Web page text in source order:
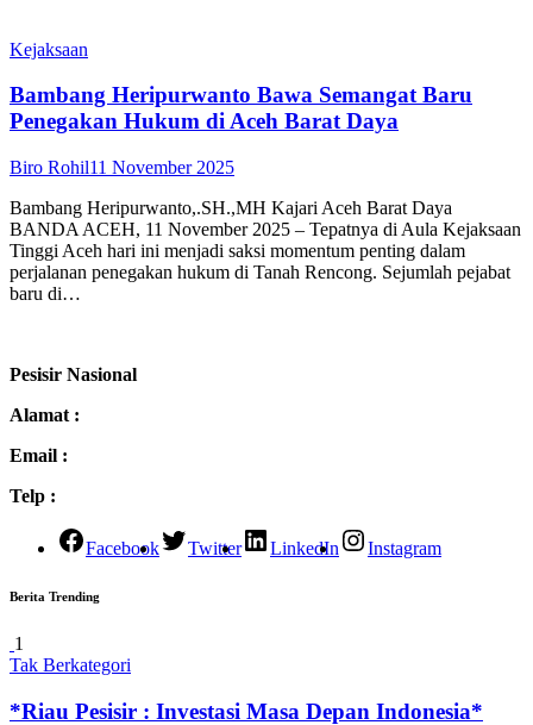
Kejaksaan
Bambang Heripurwanto Bawa Semangat Baru
Penegakan Hukum di Aceh Barat Daya
Biro Rohil11 November 2025
Bambang Heripurwanto,.SH.,MH Kajari Aceh Barat Daya
BANDA ACEH, 11 November 2025 – Tepatnya di Aula Kejaksaan
Tinggi Aceh hari ini menjadi saksi momentum penting dalam
perjalanan penegakan hukum di Tanah Rencong. Sejumlah pejabat
baru di…
Pesisir Nasional
Alamat :
Email :
Telp :
Facebook Twitter LinkedIn Instagram
Berita Trending
1
Tak Berkategori
*Riau Pesisir : Investasi Masa Depan Indonesia*